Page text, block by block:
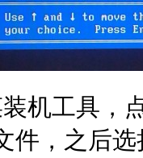
机工具，
件，之后